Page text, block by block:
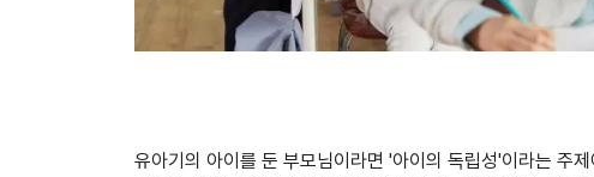
유아기의 아이를 둔 부모님이라면 '아이의 독립성'이라는 주